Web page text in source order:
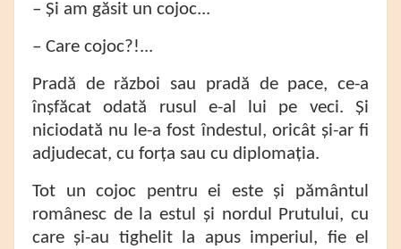
– Și am găsit un cojoc...
– Care cojoc?!...
Pradă de război sau pradă de pace, ce-a
înșfăcat odată rusul e-al lui pe veci. Și
niciodată nu le-a fost îndestul, oricât și-ar fi
adjudecat, cu forța sau cu diplomația.
Tot un cojoc pentru ei este și pământul
românesc de la estul și nordul Prutului, cu
care și-au tighelit la apus imperiul, fie el